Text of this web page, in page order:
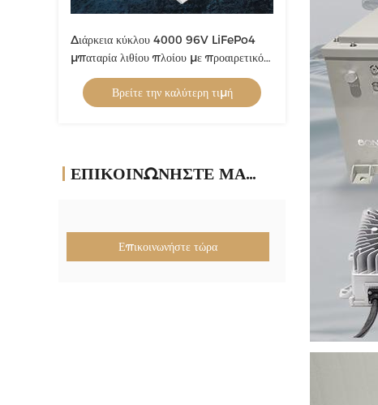
Διάρκεια κύκλου 4000 96V LiFePo4
μπαταρία λιθίου πλοίου με προαιρετικό
Bluetooth και κινητή APP
Βρείτε την καλύτερη τιμή
ΕΠΙΚΟΙΝΩΝΉΣΤΕ ΜΑΖΊ ΜΑΣ
Επικοινωνήστε τώρα